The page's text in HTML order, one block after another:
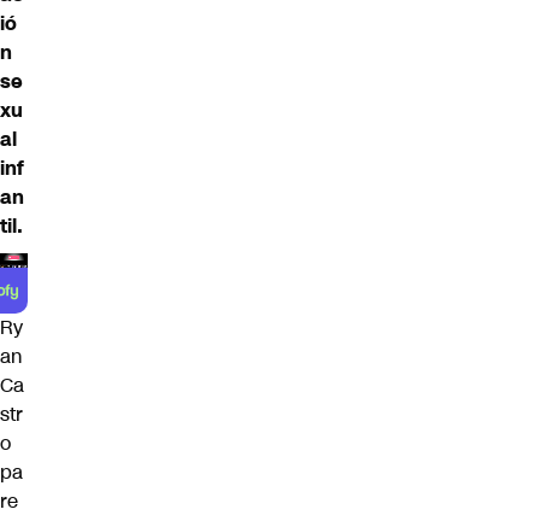
ió
n
se
xu
al
inf
an
til.
Ry
an
Ca
str
o
pa
re